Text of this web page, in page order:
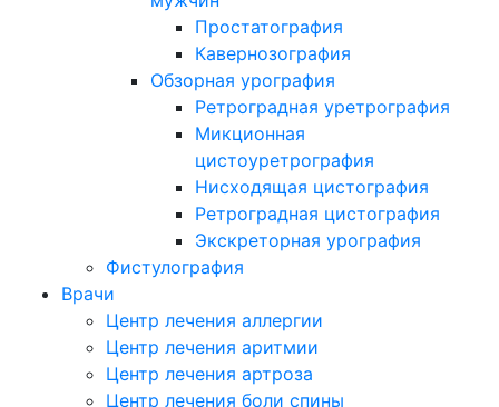
Простатография
Кавернозография
Обзорная урография
Ретроградная уретрография
Микционная
цистоуретрография
Нисходящая цистография
Ретроградная цистография
Экскреторная урография
Фистулография
Врачи
Центр лечения аллергии
Центр лечения аритмии
Центр лечения артроза
Центр лечения боли спины